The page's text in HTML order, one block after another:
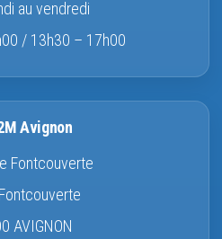
au vendredi
/ 13h30 – 17h00
Avignon
Fontcouverte
AVIGNON